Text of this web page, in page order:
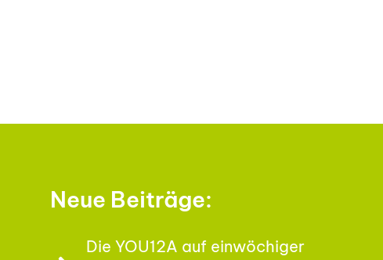
Neue Beiträge:
Die YOU12A auf einwöchiger